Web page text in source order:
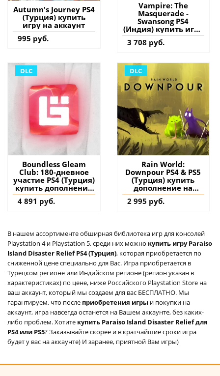
Autumn's Journey PS4
(Турция) купить
игру на аккаунт
995 руб.
Vampire: The
Masquerade -
Swansong PS4
(Индия) купить игру
на аккаунт
3 708 руб.
DLC
Boundless Gleam
Club: 180-дневное
участие PS4 (Турция)
купить дополнение
на аккаунт
4 891 руб.
DLC
Rain World:
Downpour PS4 & PS5
(Турция) купить
дополнение на
аккаунт
2 995 руб.
В нашем ассортименте обширная библиотека игр для консолей
Playstation 4 и Playstation 5, среди них можно купить игру Paraiso
Island Disaster Relief PS4 (Турция), которая приобретается по
сниженной цене специально для Вас. Игра приобретается в
Турецком регионе или Индийском регионе (регион указан в
характеристиках) по цене, ниже Российского Playstation Store на
ваш аккаунт, который мы создаем для вас БЕСПЛАТНО. Мы
гарантируем, что после приобретения игры и покупки на
аккаунт, игра навсегда останется на Вашем аккаунте, без каких-
либо проблем. Хотите купить Paraiso Island Disaster Relief для
PS4 или PS5? Заказывайте скорее и в кратчайшие сроки игра
будет у вас на аккаунте) И заранее, приятной Вам игры)